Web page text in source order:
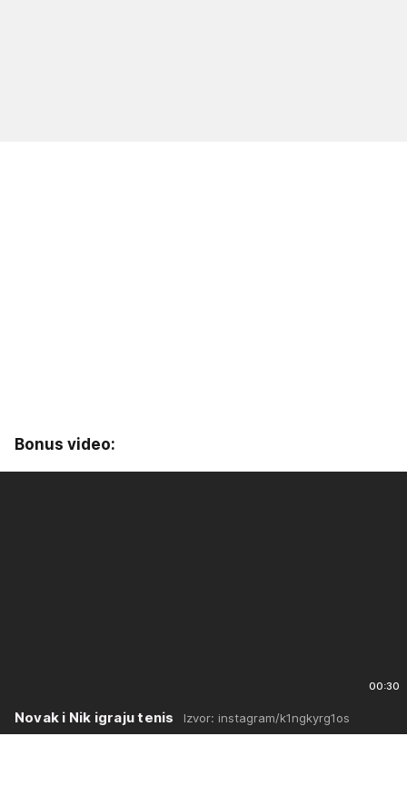
Bonus video:
00:30
Novak i Nik igraju tenis Izvor: instagram/k1ngkyrg1os